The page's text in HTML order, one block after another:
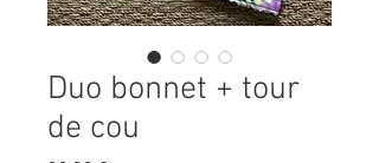
Duo bonnet + tour
de cou